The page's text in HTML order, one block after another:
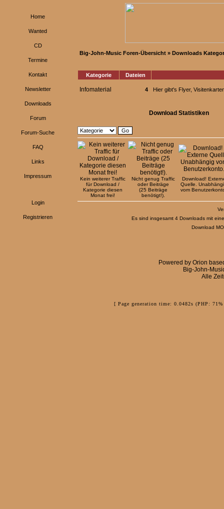
Home
Wanted
CD
Termine
Kontakt
Newsletter
Downloads
Forum
Forum-Suche
FAQ
Links
Impressum
Login
Registrieren
Big-John-Music Foren-Übersicht » Downloads
Kategorie Dateien
Infomaterial 4 Hier gibt's Flyer,
Download Statistiken
Kein weiterer Traffic
für Download /
Kategorie diesen
Monat frei!
Nicht genug Traffic
oder Beiträge
(25 Beiträge
benötigt!).
Download!
Quelle.
vom
Es sind insgesamt 4 Downloads mit
Download
Powered by Orion
Big-John-
Alle
[ Page generation time: 0.0482s (PHP: